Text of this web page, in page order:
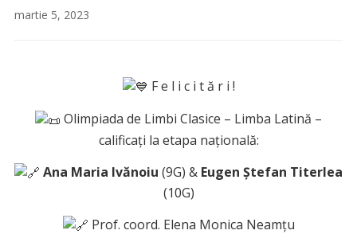
martie 5, 2023
F e l i c i t ă r i !
Olimpiada de Limbi Clasice – Limba Latină –
calificați la etapa națională:
Ana Maria Ivănoiu (9G) & Eugen Ștefan Titerlea
(10G)
Prof. coord. Elena Monica Neamțu